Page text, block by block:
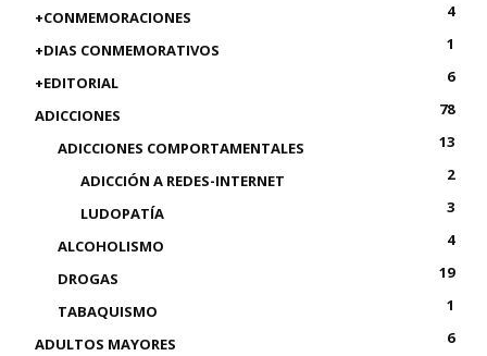
+CONMEMORACIONES
4
+DIAS CONMEMORATIVOS
1
+EDITORIAL
6
ADICCIONES
78
ADICCIONES COMPORTAMENTALES
13
ADICCIÓN A REDES-INTERNET
2
LUDOPATÍA
3
ALCOHOLISMO
4
DROGAS
19
TABAQUISMO
1
ADULTOS MAYORES
6